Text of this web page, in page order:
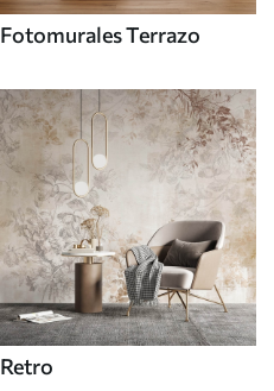
Fotomurales Terrazo
Retro